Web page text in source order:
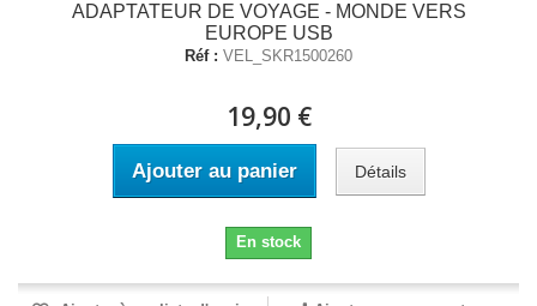
ADAPTATEUR DE VOYAGE - MONDE VERS
EUROPE USB
Réf : VEL_SKR1500260
19,90 €
Ajouter au panier Détails
En stock